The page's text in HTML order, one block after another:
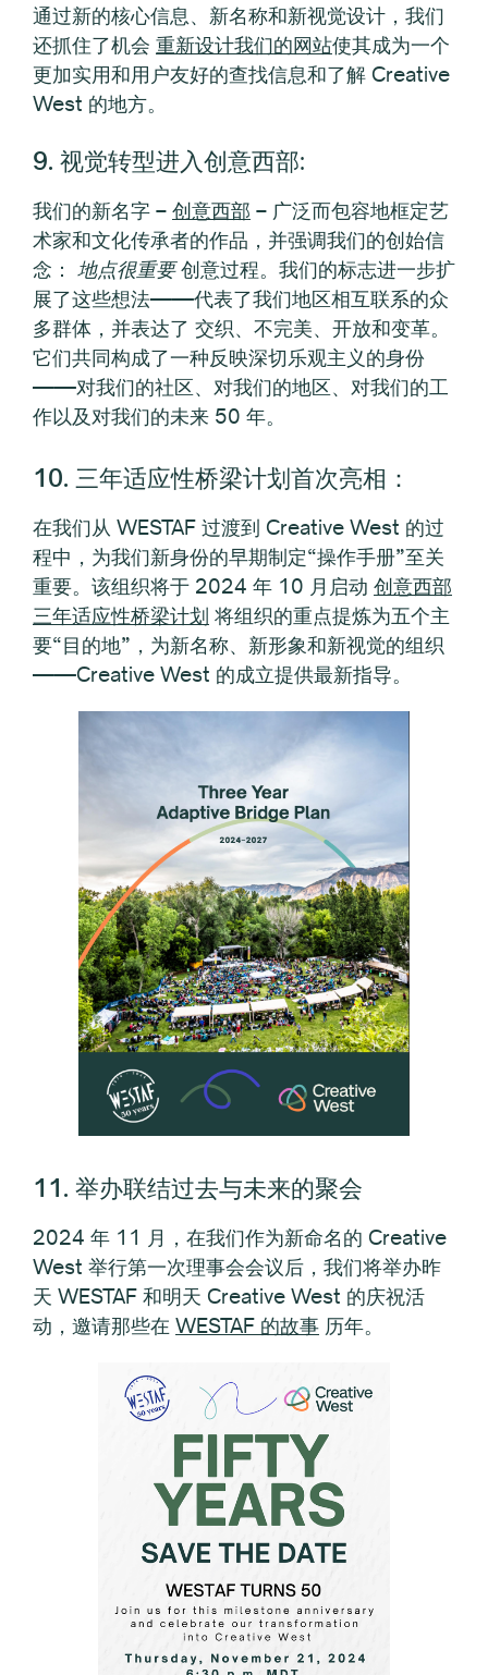
通过新的核心信息、新名称和新视觉设计，我们
还抓住了机会 重新设计我们的网站使其成为一个
更加实用和用户友好的查找信息和了解 Creative
West 的地方。
9. 视觉转型进入创意西部:
我们的新名字 – 创意西部 – 广泛而包容地框定艺
术家和文化传承者的作品，并强调我们的创始信
念： 地点很重要创意过程。我们的标志进一步扩
展了这些想法——代表了我们地区相互联系的众
多群体，并表达了 交织、不完美、开放和变革。
它们共同构成了一种反映深切乐观主义的身份
——对我们的社区、对我们的地区、对我们的工
作以及对我们的未来 50 年。
10. 三年适应性桥梁计划首次亮相：
在我们从 WESTAF 过渡到 Creative West 的过
程中，为我们新身份的早期制定“操作手册”至关
重要。该组织将于 2024 年 10 月启动 创意西部
三年适应性桥梁计划 将组织的重点提炼为五个主
要“目的地”，为新名称、新形象和新视觉的组织
——Creative West 的成立提供最新指导。
11. 举办联结过去与未来的聚会
2024 年 11 月，在我们作为新命名的 Creative
West 举行第一次理事会会议后，我们将举办昨
天 WESTAF 和明天 Creative West 的庆祝活
动，邀请那些在 WESTAF 的故事 历年。